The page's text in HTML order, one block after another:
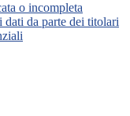
o incompleta
dati da parte dei titolari